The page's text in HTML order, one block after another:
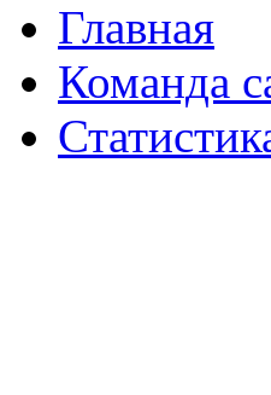
Главная
Команда